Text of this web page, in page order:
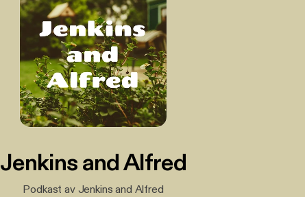
Jenkins and Alfred
Podkast av Jenkins and Alfred